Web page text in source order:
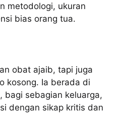
metodologi, ukuran
bias orang tua.
obat ajaib, tapi juga
kosong. Ia berada di
bagi sebagian keluarga,
dengan sikap kritis dan